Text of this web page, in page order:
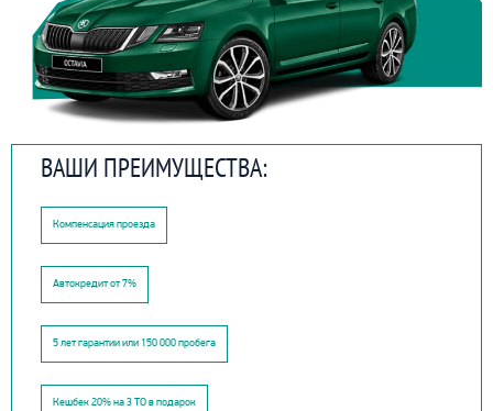
ВАШИ ПРЕИМУЩЕСТВА:
Компенсация проезда
Автокредит от 7%
5 лет гарантии или 150 000 пробега
Кешбек 20% на 3 ТО в подарок